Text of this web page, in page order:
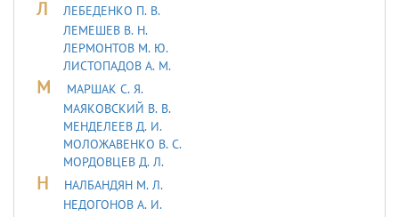
Л
ЛЕБЕДЕHКО П. В.
ЛЕМЕШЕВ В. Н.
ЛЕРМОHТОВ М. Ю.
ЛИСТОПАДОВ А. М.
М
МАРШАК С. Я.
МАЯКОВСКИЙ В. В.
МЕНДЕЛЕЕВ Д. И.
МОЛОЖАВEHКО В. С.
МОРДОВЦЕВ Д. Л.
Н
НАЛБАНДЯН М. Л.
НЕДОГОНОВ А. И.